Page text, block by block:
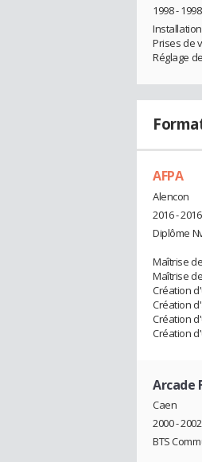
1998 - 1998
Prises de
Réglage
AFPA
Alencon
2016 - 2016
Diplôme
Maîtrise
Maîtrise
Création
Création
Création
Création
Arcade
Caen
2000 - 2002
BTS